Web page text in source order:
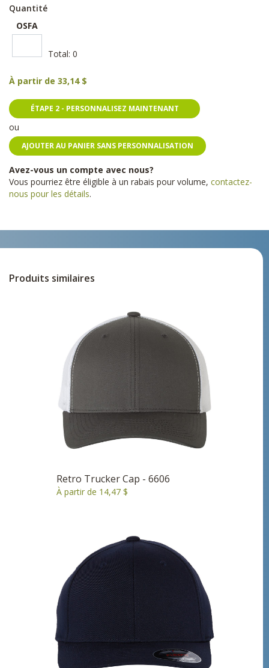
Quantité
OSFA
Total: 0
À partir de 33,14 $
ÉTAPE 2 - PERSONNALISEZ MAINTENANT
ou
AJOUTER AU PANIER SANS PERSONNALISATION
Avez-vous un compte avec nous?
Vous pourriez être éligible à un rabais pour volume, contactez-
nous pour les détails.
Produits similaires
Retro Trucker Cap - 6606
À partir de 14,47 $